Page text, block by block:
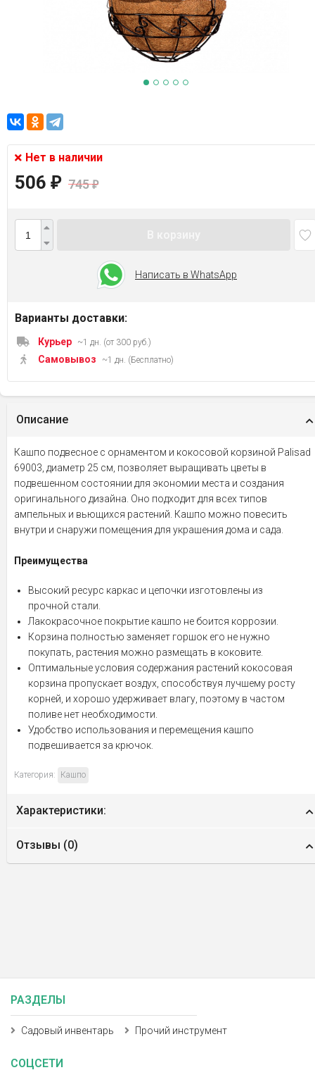
Нет в наличии
506 ₽ 745₽
Написать в WhatsApp
Варианты доставки:
Курьер ~1 дн. (от 300 руб.)
Самовывоз ~1 дн. (Бесплатно)
Описание
Кашпо подвесное с орнаментом и кокосовой корзиной Palisad
69003, диаметр 25 см, позволяет выращивать цветы в
подвешенном состоянии для экономии места и создания
оригинального дизайна. Оно подходит для всех типов
ампельных и вьющихся растений. Кашпо можно повесить
внутри и снаружи помещения для украшения дома и сада.
Преимущества
Высокий ресурс каркас и цепочки изготовлены из
прочной стали.
Лакокрасочное покрытие кашпо не боится коррозии.
Корзина полностью заменяет горшок его не нужно
покупать, растения можно размещать в коковите.
Оптимальные условия содержания растений кокосовая
корзина пропускает воздух, способствуя лучшему росту
корней, и хорошо удерживает влагу, поэтому в частом
поливе нет необходимости.
Удобство использования и перемещения кашпо
подвешивается за крючок.
Категория: Кашпо
Характеристики:
Отзывы (0)
РАЗДЕЛЫ
Садовый инвентарь Прочий инструмент
СОЦСЕТИ